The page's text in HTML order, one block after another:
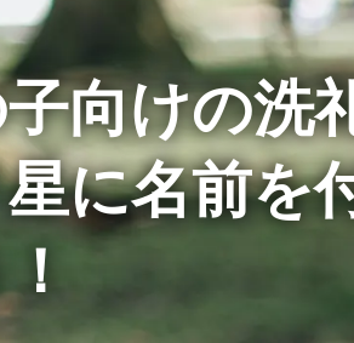
向けの洗
に名前を